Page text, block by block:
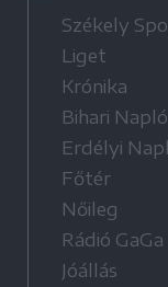
Székely
Liget
Krónika
Bihari Napló
Erdélyi
Főtér
Nőileg
Rádió GaGa
Jóállás